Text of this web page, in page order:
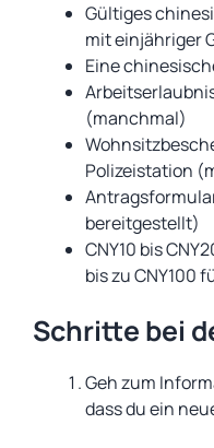
Gültiges
mit einjähriger
Eine
(manchmal)
Polizeistation
bereitgestellt)
CNY10 bis
bis zu CNY100
Schritte bei
Geh zum
dass du ein